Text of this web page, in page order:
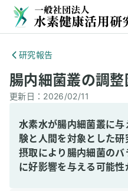
研究報告
腸内細菌叢の調
更新日： 2026/02/11
水素水が腸内細菌叢に
験と人間を対象とした
摂取により腸内細菌の
に好影響を与える可能性